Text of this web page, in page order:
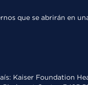
que se abrirán en
Kaiser Foundation